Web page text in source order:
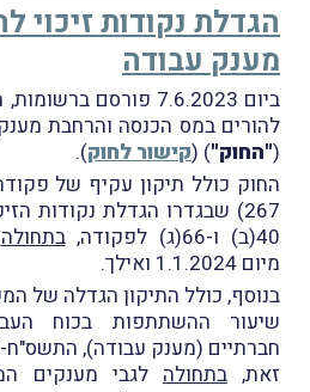
הגדלת נקודות זיכוי
מענק עבודה
ביום 7.6.2023 פורסם
("החוק") (קישור לחוק).
החוק כולל תיקון עקיף של
267) שבגדרו הגדלת נקודות
40(ב) ו-66(ג) לפקודה,
בתחולה
מיום 1.1.2024 ואילך.
בנוסף, כולל התיקון הגדלה של
שיעור ההשתתפות בכוח
חברתיים (מענק עבודה), התשס"ח-2007.
זאת,בתחולהלגבי מענקים